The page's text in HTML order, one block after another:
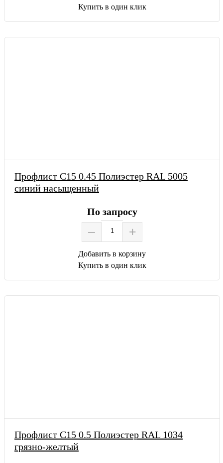
Купить в один клик
Профлист С15 0.45 Полиэстер RAL 5005
синий насыщенный
По запросу
– +
Добавить в корзину
Купить в один клик
Профлист С15 0.5 Полиэстер RAL 1034
грязно-желтый